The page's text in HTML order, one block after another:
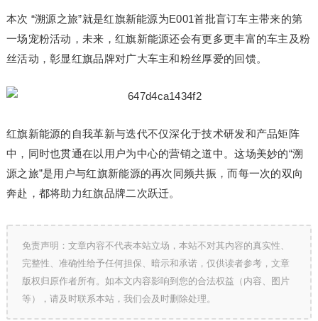
本次 “溯源之旅”就是红旗新能源为E001首批盲订车主带来的第
一场宠粉活动，未来，红旗新能源还会有更多更丰富的车主及粉
丝活动，彰显红旗品牌对广大车主和粉丝厚爱的回馈。
红旗新能源的自我革新与迭代不仅深化于技术研发和产品矩阵
中，同时也贯通在以用户为中心的营销之道中。这场美妙的“溯
源之旅”是用户与红旗新能源的再次同频共振，而每一次的双向
奔赴，都将助力红旗品牌二次跃迁。
免责声明：文章内容不代表本站立场，本站不对其内容的真实性、
完整性、准确性给予任何担保、暗示和承诺，仅供读者参考，文章
版权归原作者所有。如本文内容影响到您的合法权益（内容、图片
等），请及时联系本站，我们会及时删除处理。